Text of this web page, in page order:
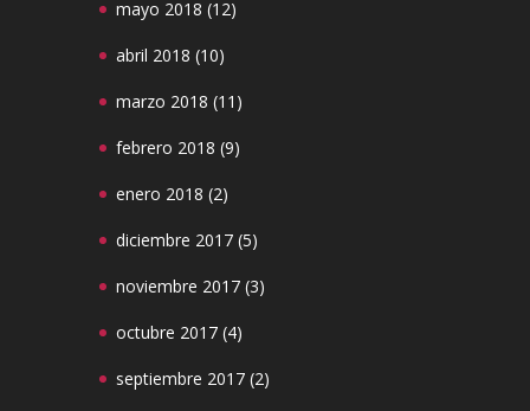
mayo 2018 (12)
abril 2018 (10)
marzo 2018 (11)
febrero 2018 (9)
enero 2018 (2)
diciembre 2017 (5)
noviembre 2017 (3)
octubre 2017 (4)
septiembre 2017 (2)